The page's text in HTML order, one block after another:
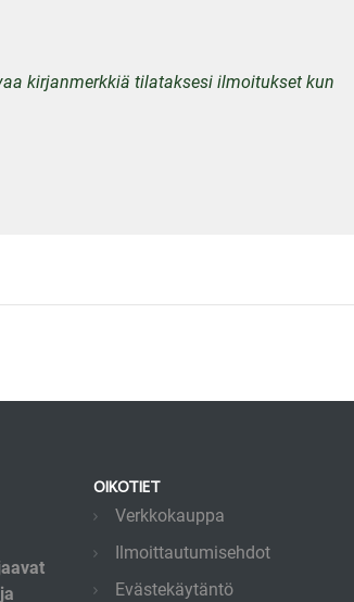
kirjanmerkkiä tilataksesi ilmoitukset kun
OIKOTIET
Verkkokauppa
Ilmoittautumisehdot
Evästekäytäntö